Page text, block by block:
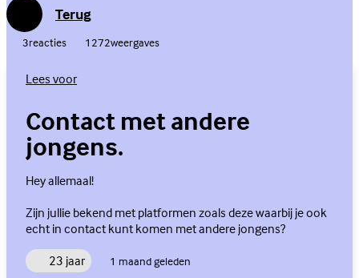
Terug
3reacties 1272weergaves
Lees voor
Contact met andere
jongens.
Hey allemaal!
Zijn jullie bekend met platformen zoals deze waarbij je ook
echt in contact kunt komen met andere jongens?
23 jaar 1 maand geleden